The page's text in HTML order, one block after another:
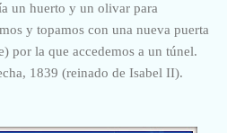
un huerto y un olivar para
y topamos con una nueva puerta
por la que accedemos a un túnel.
1839 (reinado de Isabel II).